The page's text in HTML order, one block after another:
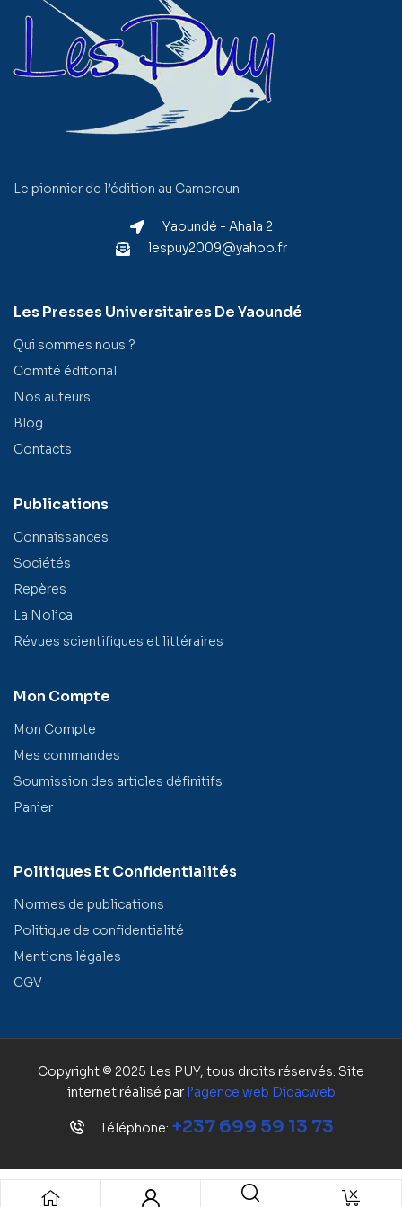
Le pionnier de l’édition au Cameroun
Yaoundé - Ahala 2
lespuy2009@yahoo.fr
Les Presses Universitaires De Yaoundé
Qui sommes nous ?
Comité éditorial
Nos auteurs
Blog
Contacts
Publications
Connaissances
Sociétés
Repères
La Nolica
Révues scientifiques et littéraires
Mon Compte
Mon Compte
Mes commandes
Soumission des articles définitifs
Panier
Politiques Et Confidentialités
Normes de publications
Politique de confidentialité
Mentions légales
CGV
Copyright © 2025 Les PUY, tous droits réservés. Site
internet réalisé parl’agence web Didacweb
Téléphone: +237 699 59 13 73